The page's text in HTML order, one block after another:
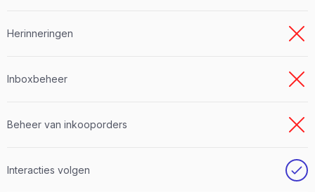
Herinneringen
Inboxbeheer
Beheer van inkooporders
Interacties volgen